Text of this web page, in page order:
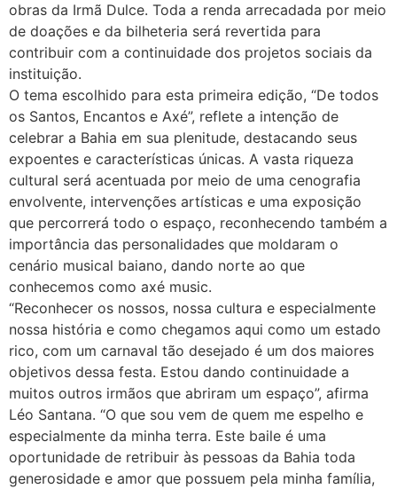
obras da Irmã Dulce. Toda a renda arrecadada por meio
de doações e da bilheteria será revertida para
contribuir com a continuidade dos projetos sociais da
instituição.
O tema escolhido para esta primeira edição, “De todos
os Santos, Encantos e Axé”, reflete a intenção de
celebrar a Bahia em sua plenitude, destacando seus
expoentes e características únicas. A vasta riqueza
cultural será acentuada por meio de uma cenografia
envolvente, intervenções artísticas e uma exposição
que percorrerá todo o espaço, reconhecendo também a
importância das personalidades que moldaram o
cenário musical baiano, dando norte ao que
conhecemos como axé music.
“Reconhecer os nossos, nossa cultura e especialmente
nossa história e como chegamos aqui como um estado
rico, com um carnaval tão desejado é um dos maiores
objetivos dessa festa. Estou dando continuidade a
muitos outros irmãos que abriram um espaço”, afirma
Léo Santana. “O que sou vem de quem me espelho e
especialmente da minha terra. Este baile é uma
oportunidade de retribuir às pessoas da Bahia toda
generosidade e amor que possuem pela minha família,